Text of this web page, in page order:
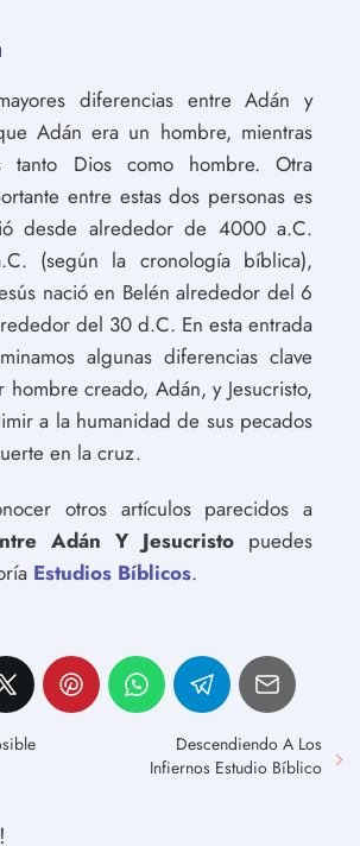
diferencias entre Adán y
Adán era un hombre, mientras
tanto Dios como hombre. Otra
entre estas dos personas es
desde alrededor de 4000 a.C.
(según la cronología bíblica),
nació en Belén alrededor del 6
del 30 d.C. En esta entrada
algunas diferencias clave
creado, Adán, y Jesucristo,
a la humanidad de sus pecados
en la cruz.
otros artículos parecidos a
Adán Y Jesucristo puedes
Estudios Bíblicos.
Descendiendo A Los
Infiernos Estudio Bíblico